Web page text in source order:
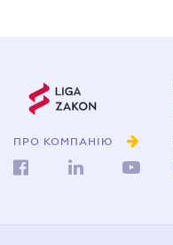
ПРО КОМПАНІЮ